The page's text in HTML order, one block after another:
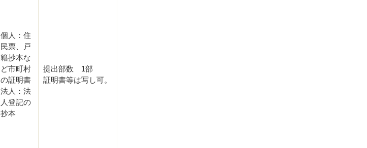
個人：住
民票、戸
籍抄本な
ど市町村
の証明書
法人：法
人登記の
抄本
提出部数 1部
証明書等は写し可。